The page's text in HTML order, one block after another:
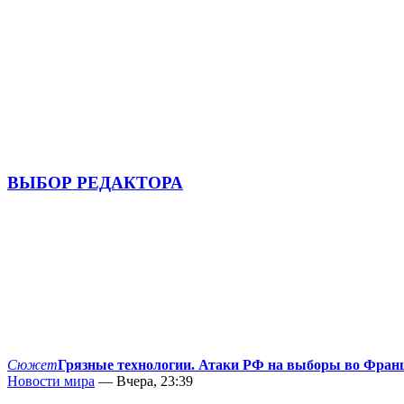
ВЫБОР РЕДАКТОРА
СюжетГрязные технологии. Атаки РФ на выборы во
Новости мира — Вчера, 23:39